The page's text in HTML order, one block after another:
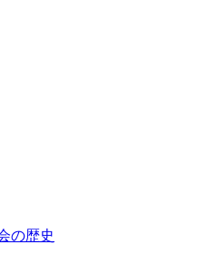
の歴史